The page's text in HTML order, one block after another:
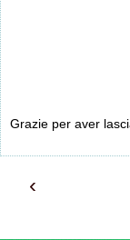
Grazie per aver
‹